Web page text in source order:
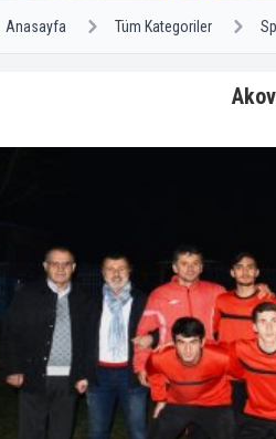
Anasayfa Tüm Kategoriler